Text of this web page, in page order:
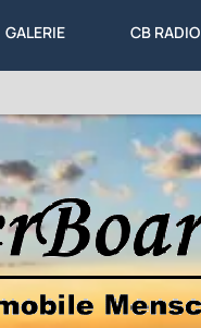
GALERIE CB RADIO